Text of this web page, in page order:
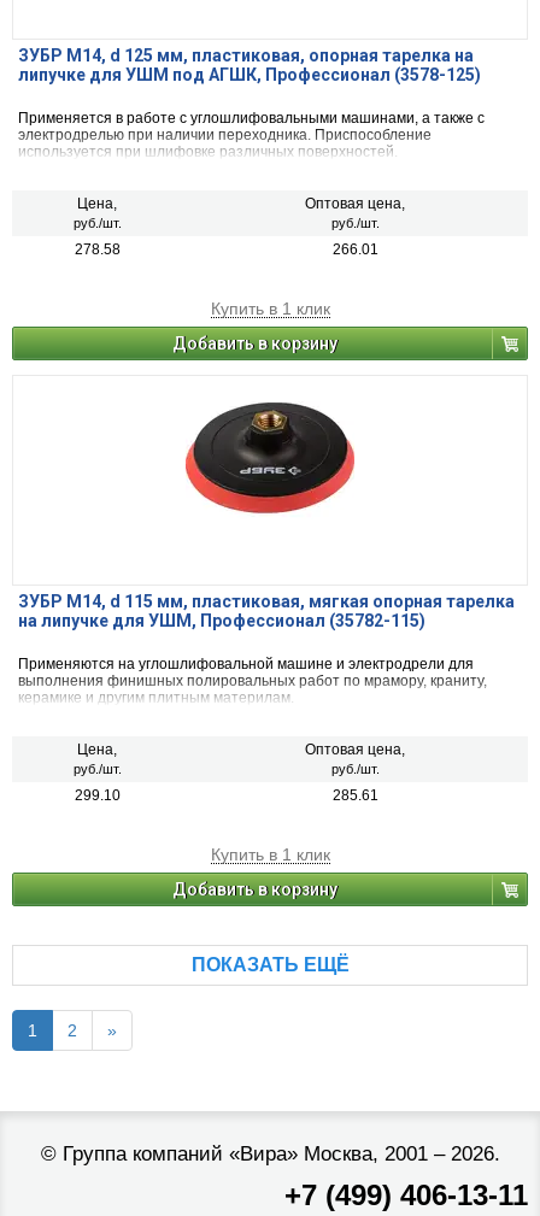
ЗУБР М14, d 125 мм, пластиковая, опорная тарелка на
липучке для УШМ под АГШК, Профессионал (3578-125)
Применяется в работе с углошлифовальными машинами, а также с
электродрелью при наличии переходника. Приспособление
используется при шлифовке различных поверхностей.
Цена,
руб./шт.
Оптовая цена,
руб./шт.
278.58 266.01
Купить в 1 клик
Добавить в корзину
ЗУБР М14, d 115 мм, пластиковая, мягкая опорная тарелка
на липучке для УШМ, Профессионал (35782-115)
Применяются на углошлифовальной машине и электродрели для
выполнения финишных полировальных работ по мрамору, краниту,
керамике и другим плитным материлам.
Цена,
руб./шт.
Оптовая цена,
руб./шт.
299.10 285.61
Купить в 1 клик
Добавить в корзину
ПОКАЗАТЬ ЕЩЁ
1 2 »
© Группа компаний «Вира»Москва, 2001 – 2026.
+7 (499) 406-13-11